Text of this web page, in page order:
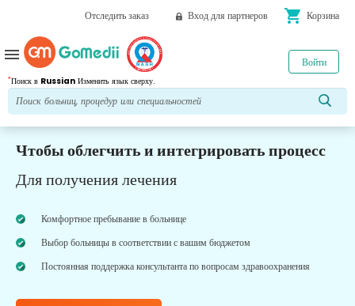
Отследить заказ Вход для партнеров shopping_cart Корзина
*Поиск в Russian Изменить язык сверху.
Войти
menu
Чтобы облегчить и интегрировать процесс
Для получения лечения
Комфортное пребывание в больнице
Выбор больницы в соответствии с вашим бюджетом
Постоянная поддержка консультанта по вопросам здравоохранения